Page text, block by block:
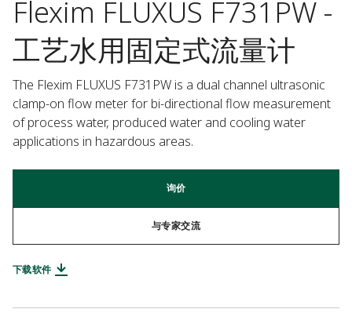
Flexim FLUXUS F731PW -
工艺水用固定式流量计
The Flexim FLUXUS F731PW is a dual channel ultrasonic
clamp-on flow meter for bi-directional flow measurement
of process water, produced water and cooling water
applications in hazardous areas.
询价
与专家交流
下载软件